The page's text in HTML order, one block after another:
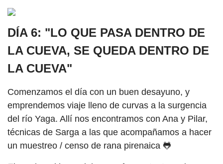
DÍA 6: "LO QUE PASA DENTRO DE
LA CUEVA, SE QUEDA DENTRO DE
LA CUEVA"
Comenzamos el día con un buen desayuno, y
emprendemos viaje lleno de curvas a la surgencia
del río Yaga. Allí nos encontramos con Ana y Pilar,
técnicas de Sarga a las que acompañamos a hacer
un muestreo / censo de rana pirenaica 🐸